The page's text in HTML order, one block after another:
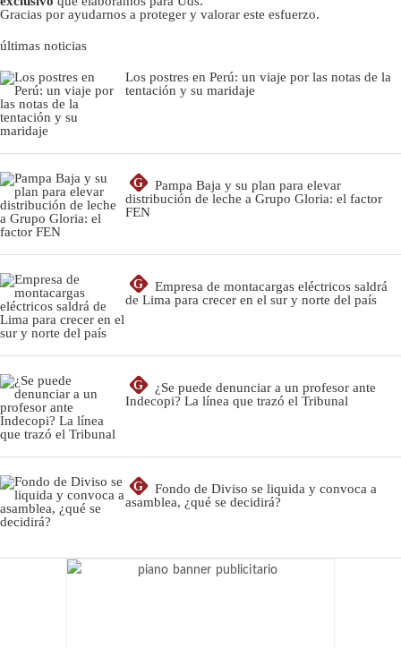
Gracias por ayudarnos a proteger y valorar este esfuerzo.
últimas noticias
Los postres en Perú: un viaje por las notas de la
tentación y su maridaje
G
Pampa Baja y su plan para elevar
distribución de leche a Grupo Gloria: el factor
FEN
G
Empresa de montacargas eléctricos saldrá
de Lima para crecer en el sur y norte del país
G
¿Se puede denunciar a un profesor ante
Indecopi? La línea que trazó el Tribunal
G
Fondo de Diviso se liquida y convoca a
asamblea, ¿qué se decidirá?